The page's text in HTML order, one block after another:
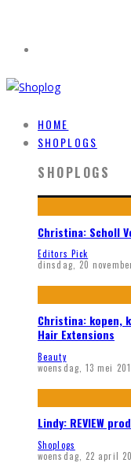
HOME
SHOPLOGS
SHOPLOGS
Christina: Scholl
Editors Pick
dinsdag, 20
Christina: kopen,
Hair Extensions
Beauty
woensdag, 13 mei
Lindy: REVIEW
Shoplogs
woensdag, 22 april